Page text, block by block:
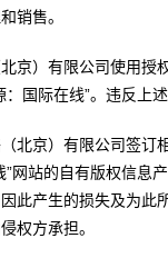
销售。
京）有限公司使用
：国际在线”。违反上
北京）有限公司签订
”网站的自有版权信息
此产生的损失及为此
权方承担。